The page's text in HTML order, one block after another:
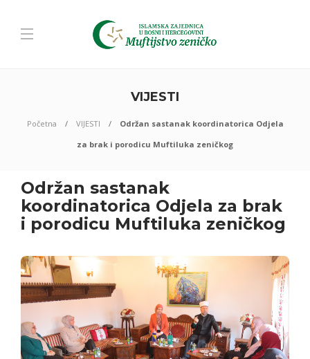
VIJESTI
Početna VIJESTI
Održan sastanak koordinatorica Odjela
za brak i porodicu Muftiluka zeničkog
Održan sastanak
koordinatorica Odjela za brak
i porodicu Muftiluka zeničkog